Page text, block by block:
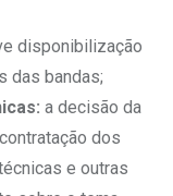
disponibilização
das bandas;
a decisão da
dos
e outras